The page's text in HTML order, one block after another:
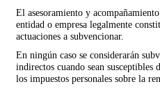
El asesoramiento y
entidad o empresa legalmente
actuaciones a subvencionar.
En ningún caso se considerarán
indirectos cuando sean susceptibles
los impuestos personales sobre la